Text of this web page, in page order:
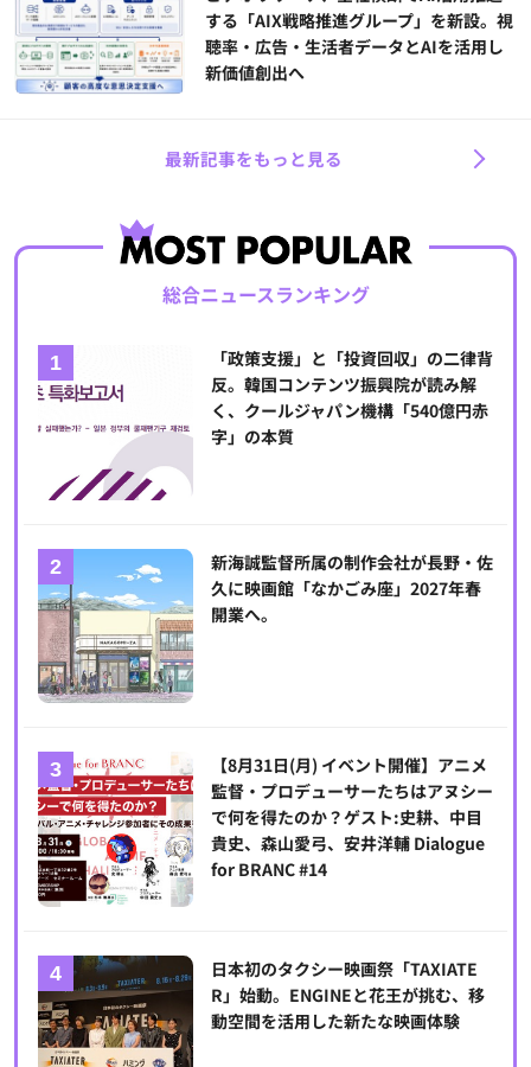
する「AIX戦略推進グループ」を新設。視
聴率・広告・生活者データとAIを活用し
新価値創出へ
最新記事をもっと見る
総合ニュースランキング
「政策支援」と「投資回収」の二律背
反。韓国コンテンツ振興院が読み解
く、クールジャパン機構「540億円赤
字」の本質
新海誠監督所属の制作会社が長野・佐
久に映画館「なかごみ座」2027年春
開業へ。
【8月31日(月) イベント開催】アニメ
監督・プロデューサーたちはアヌシー
で何を得たのか？ゲスト:史耕、中目
貴史、森山愛弓、安井洋輔 Dialogue
for BRANC #14
日本初のタクシー映画祭「TAXIATE
R」始動。ENGINEと花王が挑む、移
動空間を活用した新たな映画体験